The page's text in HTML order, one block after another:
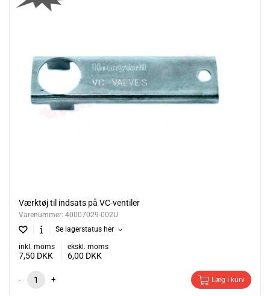
Værktøj til indsats på VC-ventiler
Varenummer: 40007029-002U
Se lagerstatus her
inkl. moms
7,50 DKK
ekskl. moms
6,00 DKK
- + Læg i kurv